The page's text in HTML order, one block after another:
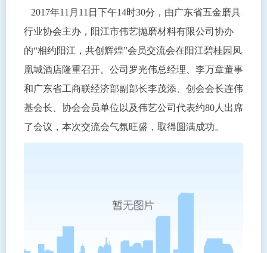
2017年11月11日下午14时30分，由广东省五金磨具
行业协会主办，阳江市伟艺抛磨材料有限公司协办
的“相约阳江，共创辉煌”会员交流会在阳江碧桂园凤
凰城酒店隆重召开。公司罗光伟总经理、李万章董事
和广东省工商联经济部副部长李茂添、创会会长连伟
基会长、协会会员单位以及伟艺公司代表约80人出席
了会议，本次交流会气氛旺盛，取得圆满成功。